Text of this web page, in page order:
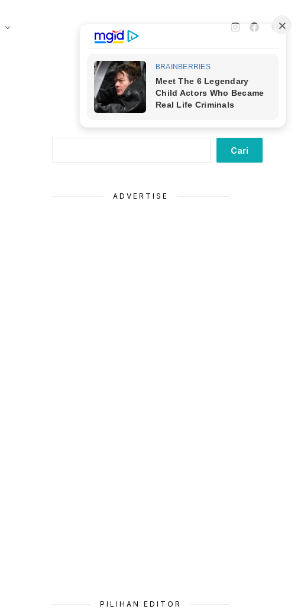
Cari
ADVERTISE
PILIHAN EDITOR